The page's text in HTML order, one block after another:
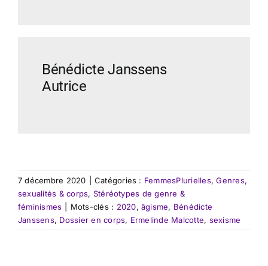
Bénédicte Janssens
Autrice
7 décembre 2020 Catégories : FemmesPlurielles,Genres,
sexualités & corps, Stéréotypes de genre &
féminismes
Mots-clés : 2020, âgisme, Bénédicte
Janssens, Dossier en corps, Ermelinde Malcotte, sexisme